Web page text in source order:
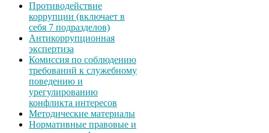
Противодействие
коррупции (включает в
себя 7 подразделов)
Антикоррупционная
экспертиза
Комиссия по соблюдению
требований к служебному
поведению и
урегулированию
конфликта интересов
Методические материалы
Нормативные правовые и